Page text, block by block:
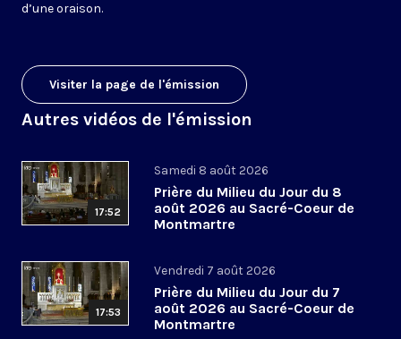
d’une oraison.
Visiter la page de l'émission
Autres vidéos de l'émission
17:52
Samedi 8 août 2026
Prière du Milieu du Jour du 8
août 2026 au Sacré-Coeur de
Montmartre
17:53
Vendredi 7 août 2026
Prière du Milieu du Jour du 7
août 2026 au Sacré-Coeur de
Montmartre